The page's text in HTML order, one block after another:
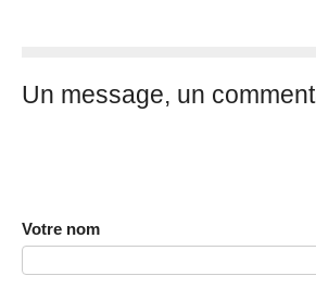
Un message, un
Votre nom